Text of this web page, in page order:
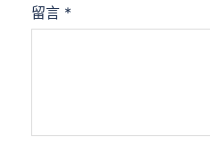
留言 *